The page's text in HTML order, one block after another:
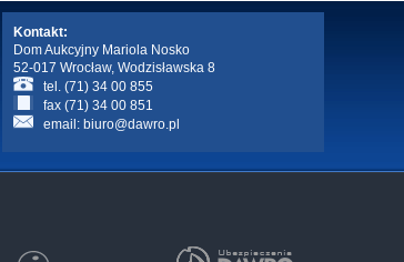
Kontakt:
Dom Aukcyjny Mariola Nosko
52-017 Wrocław, Wodzisławska 8
tel. (71) 34 00 855
fax (71) 34 00 851
email: biuro@dawro.pl